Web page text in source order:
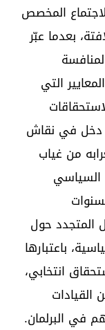
المخصص
بعدما عبّر
التي
دخل في نقاش
من غياب
السياسي
المتجدد حول
باعتبارها
انتخابي،
القيادات
في البرلمان.